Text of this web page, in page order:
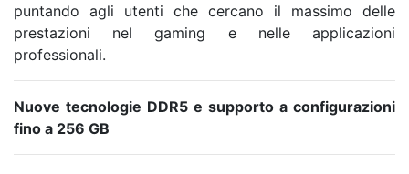
puntando agli utenti che cercano il massimo delle
prestazioni nel gaming e nelle applicazioni
professionali.
Nuove tecnologie DDR5 e supporto a configurazioni
fino a 256 GB